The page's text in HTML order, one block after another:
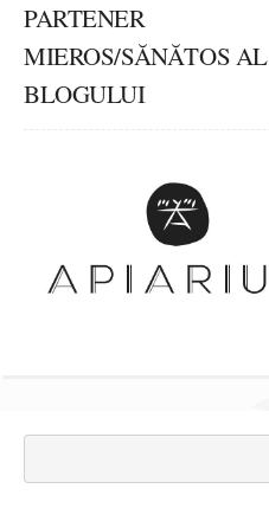
PARTENER
MIEROS/SĂNĂTOS AL
BLOGULUI